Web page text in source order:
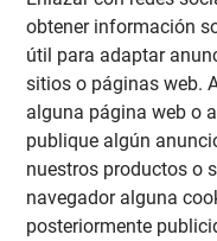
obtener información
útil para adaptar
sitios o páginas web.
alguna página web o
publique algún
nuestros productos o
navegador alguna
posteriormente